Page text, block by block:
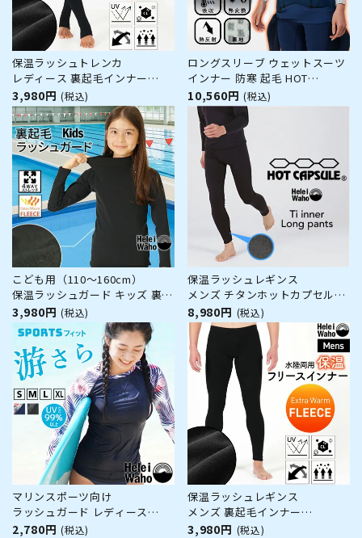
保温ラッシュトレンカ
レディース 裏起毛インナー
HeleiWaho ヘレイワホ 水陸両
用 ウェットスーツ ドライスーツ
インナーパンツ ダイビング サー
フィン 防寒 日本製
3,980円 (税込)
ロングスリーブ ウェットスーツ
インナー 防寒 起毛 HOT
CAPSULE ホットカプセル サー
モトロン レディース サーフィン
ダイビング ラッシュガード 冬
保温 グッズ ウィンターアイテム
10,560円 (税込)
こども用（110～160cm）
保温ラッシュガード キッズ 裏起
毛 防寒 HeleiWaho ヘレイワホ
日本製 小学生 中学生 スクール
水着 プール 海あそび 男女兼用
3,980円 (税込)
保温ラッシュレギンス
メンズ チタンホットカプセル
HeleiWaho ヘレイワホ 裏起毛
防寒 ダイビング サーフィン ス
キー 日本製
8,980円 (税込)
マリンスポーツ向け
ラッシュガード レディース
HeleiWaho ヘレイワホ 長袖 プ
2,780円 (税込)
保温ラッシュレギンス
メンズ 裏起毛インナー
HeleiWaho ヘレイワホ 水陸両
3,980円 (税込)